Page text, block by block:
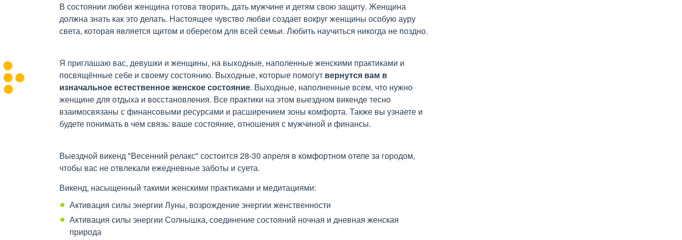
В состоянии любви женщина готова творить, дать мужчине и детям свою защиту. Женщина
должна знать как это делать. Настоящее чувство любви создает вокруг женщины особую ауру
света, которая является щитом и оберегом для всей семьи. Любить научиться никогда не поздно.
Я приглашаю вас, девушки и женщины, на выходные, наполенные женскими практиками и
посвящённые себе и своему состоянию. Выходные, которые помогут вернутся вам в
изначальное естественное женское состояние. Выходные, наполненные всем, что нужно
женщине для отдыха и восстановления. Все практики на этом выездном викенде тесно
взаимосвязаны с финансовыми ресурсами и расширением зоны комфорта. Также вы узнаете и
будете понимать в чем связь: ваше состояние, отношения с мужчиной и финансы.
Выездной викенд "Весенний релакс" состоится 28-30 апреля в комфортном отеле за городом,
чтобы вас не отвлекали ежедневные заботы и суета.
Викенд, насыщенный такими женскими практиками и медитациями:
Активация силы энергии Луны, возрождение энергии женственности
Активация силы энергии Солнышка, соединение состояний ночная и дневная женская
природа